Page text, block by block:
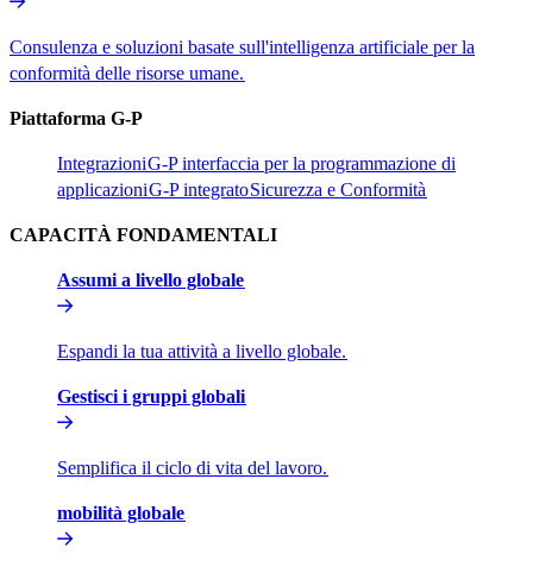
Consulenza e soluzioni basate sull'intelligenza artificiale per la
conformità delle risorse umane.​​
Piattaforma G-P​​
Integrazioni​​G-P interfaccia per la programmazione di
applicazioni​​G-P integrato​​Sicurezza e Conformità​​
CAPACITÀ FONDAMENTALI​​
Assumi a livello globale​​
Espandi la tua attività a livello globale.​​
Gestisci i gruppi globali​​
Semplifica il ciclo di vita del lavoro.​​
mobilità globale​​